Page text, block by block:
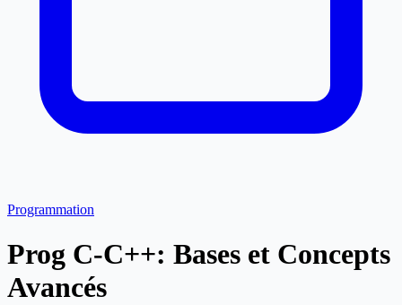
Programmation
Prog C-C++: Bases et Concepts
Avancés